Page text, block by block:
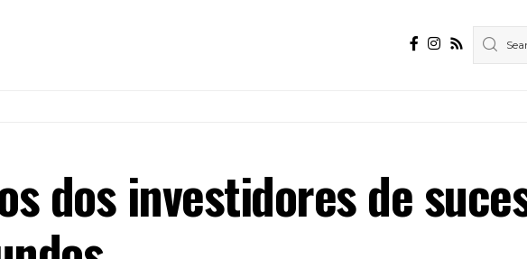
dos investidores de